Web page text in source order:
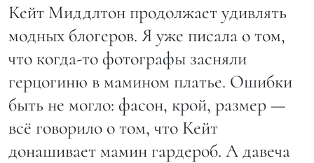
Кейт Миддлтон продолжает удивлять
модных блогеров. Я уже писала о том,
что когда-то фотографы засняли
герцогиню в мамином платье. Ошибки
быть не могло: фасон, крой, размер —
всё говорило о том, что Кейт
донашивает мамин гардероб. А давеча